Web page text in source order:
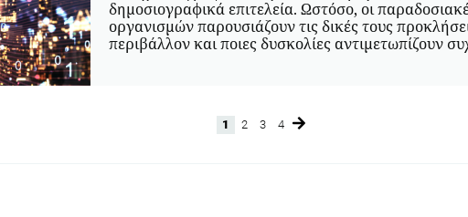
δημοσιογραφικά επιτελεία. Ωστόσο, οι
οργανισμών παρουσιάζουν τις δικές τους
περιβάλλον και ποιες δυσκολίες αντιμετωπίζουν
Page
1 Page
2 Page
3 Page
4